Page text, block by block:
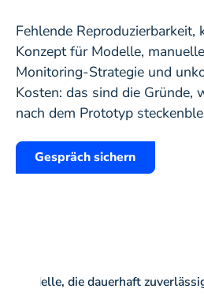
Fehlende Reproduzierbarkeit,
Konzept für Modelle,
Monitoring-Strategie und
Kosten: das sind die Gründe,
nach dem Prototyp
Gespräch sichern
Modelle, die dauerhaft